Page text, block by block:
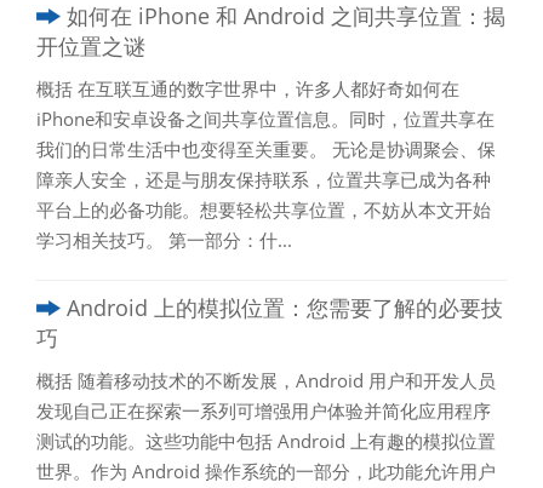
如何在 iPhone 和 Android 之间共享位置：揭
开位置之谜
概括 在互联互通的数字世界中，许多人都好奇如何在
iPhone和安卓设备之间共享位置信息。同时，位置共享在
我们的日常生活中也变得至关重要。 无论是协调聚会、保
障亲人安全，还是与朋友保持联系，位置共享已成为各种
平台上的必备功能。想要轻松共享位置，不妨从本文开始
学习相关技巧。 第一部分：什...
Android 上的模拟位置：您需要了解的必要技
巧
概括 随着移动技术的不断发展，Android 用户和开发人员
发现自己正在探索一系列可增强用户体验并简化应用程序
测试的功能。这些功能中包括 Android 上有趣的模拟位置
世界。作为 Android 操作系统的一部分，此功能允许用户